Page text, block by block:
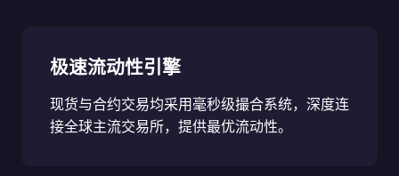
极速流动性引擎
现货与合约交易均采用毫秒级撮合系统，深度连
接全球主流交易所，提供最优流动性。